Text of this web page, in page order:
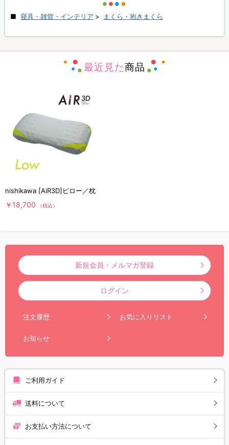
寝具・雑貨・インテリア > まくら・抱きまくら
最近見た商品
nishikawa [AiR3D]ピロー／枕
￥18,700 （税込）
新規会員・メルマガ登録
ログイン
注文履歴 お気に入りリスト
お知らせ
ご利用ガイド
送料について
お支払い方法について